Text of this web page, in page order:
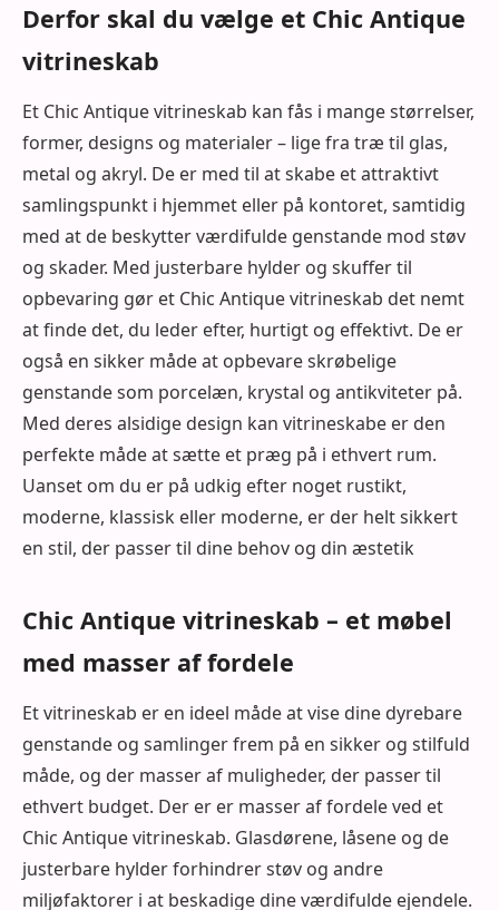
Derfor skal du vælge et Chic Antique
vitrineskab
Et Chic Antique vitrineskab kan fås i mange størrelser,
former, designs og materialer – lige fra træ til glas,
metal og akryl. De er med til at skabe et attraktivt
samlingspunkt i hjemmet eller på kontoret, samtidig
med at de beskytter værdifulde genstande mod støv
og skader. Med justerbare hylder og skuffer til
opbevaring gør et Chic Antique vitrineskab det nemt
at finde det, du leder efter, hurtigt og effektivt. De er
også en sikker måde at opbevare skrøbelige
genstande som porcelæn, krystal og antikviteter på.
Med deres alsidige design kan vitrineskabe er den
perfekte måde at sætte et præg på i ethvert rum.
Uanset om du er på udkig efter noget rustikt,
moderne, klassisk eller moderne, er der helt sikkert
en stil, der passer til dine behov og din æstetik
Chic Antique vitrineskab – et møbel
med masser af fordele
Et vitrineskab er en ideel måde at vise dine dyrebare
genstande og samlinger frem på en sikker og stilfuld
måde, og der masser af muligheder, der passer til
ethvert budget. Der er er masser af fordele ved et
Chic Antique vitrineskab. Glasdørene, låsene og de
justerbare hylder forhindrer støv og andre
miljøfaktorer i at beskadige dine værdifulde ejendele.